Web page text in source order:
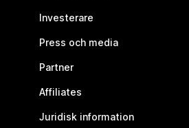
Investerare
Press och media
Partner
Affiliates
Juridisk information